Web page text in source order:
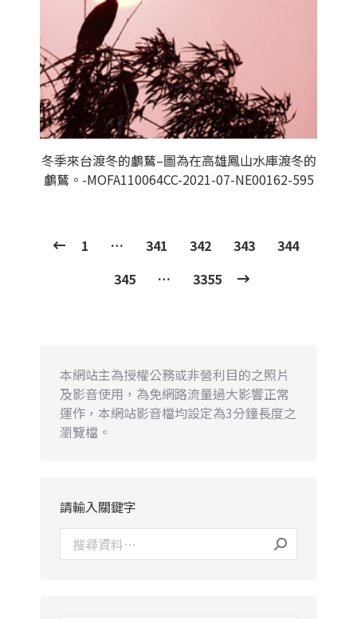
冬季來台渡冬的鸕鶿–圖為在高雄鳳山水庫渡冬的
鸕鶿。-MOFA110064CC-2021-07-NE00162-595
1 … 341 342 343
344
345
… 3355
本網站主為授權公務或非營利目的之照片
及影音使用，為免網路流量過大影響正常
運作，本網站影音檔均設定為3分鐘長度之
瀏覽檔。
請輸入關鍵字